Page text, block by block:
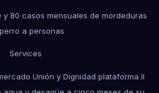
y 80 casos mensuales de mordeduras
a personas
Services
Unión y Dignidad plataforma II